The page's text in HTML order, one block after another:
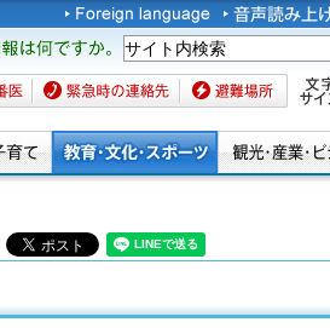
は何です
緊急時の連絡先 避難場所